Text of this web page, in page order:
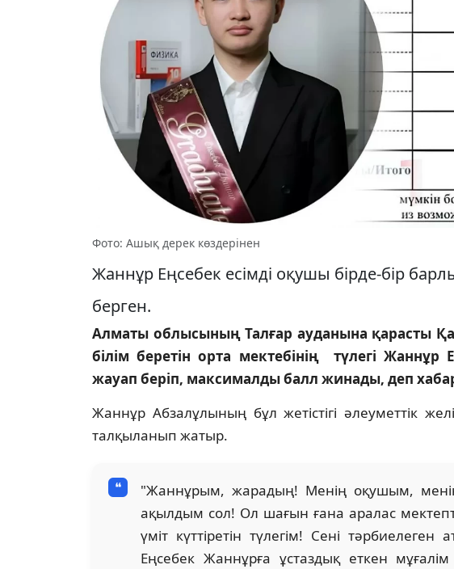
Фото: Ашық дерек көздерінен
Жаннұр Еңсебек есімді оқушы бірде-бір
берген.
Алматы облысының Талғар ауданына қарасты
білім беретін орта мектебінің түлегі
жауап беріп, максималды балл жинады, деп
Жаннұр Абзалұлының бұл жетістігі әлеуметтік
талқыланып жатыр.
"Жаннұрым, жарадың! Менің оқушым,
ақылдым сол! Ол шағын ғана аралас
үміт күттіретін түлегім! Сені
Еңсебек Жаннұрға ұстаздық еткен